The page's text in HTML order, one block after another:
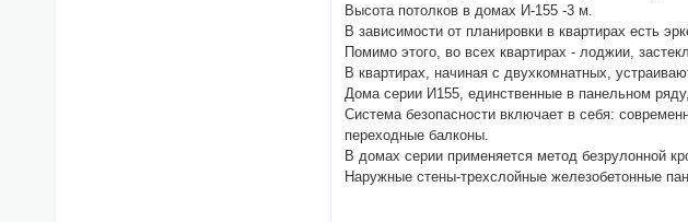
Высота потолков в домах И-155 -3 м.
В зависимости от планировки в квартирах есть
Помимо этого, во всех квартирах - лоджии,
В квартирах, начиная с двухкомнатных,
Дома серии И155, единственные в панельном
Система безопасности включает в себя:
переходные балконы.
В домах серии применяется метод безрулонной
Наружные стены-трехслойные железобетонные